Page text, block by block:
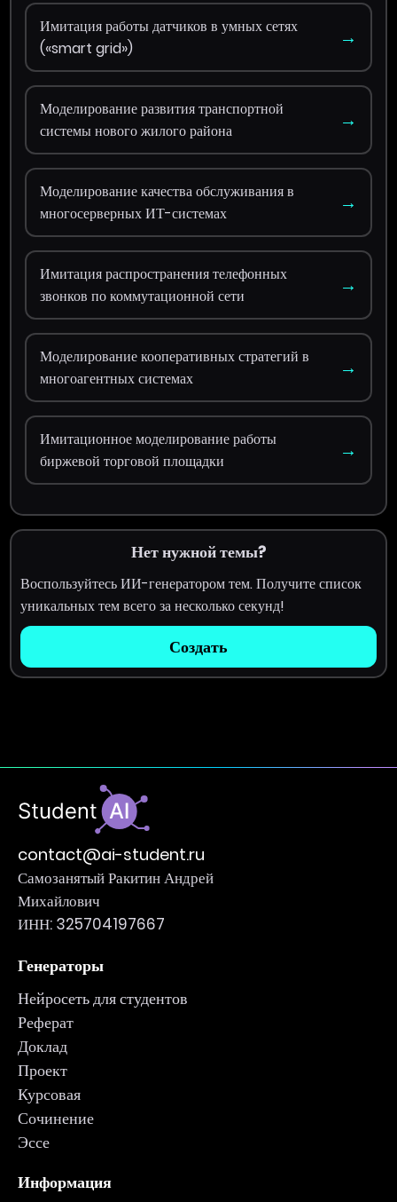
Имитация работы датчиков в умных сетях
(«smart grid»)
→
Моделирование развития транспортной
системы нового жилого района
→
Моделирование качества обслуживания в
многосерверных ИТ-системах
→
Имитация распространения телефонных
звонков по коммутационной сети
→
Моделирование кооперативных стратегий в
многоагентных системах
→
Имитационное моделирование работы
биржевой торговой площадки
→
Нет нужной темы?
Воспользуйтесь ИИ-генератором тем. Получите список
уникальных тем всего за несколько секунд!
Создать
contact@ai-student.ru
Самозанятый Ракитин Андрей
Михайлович
ИНН: 325704197667
Генераторы
Нейросеть для студентов
Реферат
Доклад
Проект
Курсовая
Сочинение
Эссе
Информация